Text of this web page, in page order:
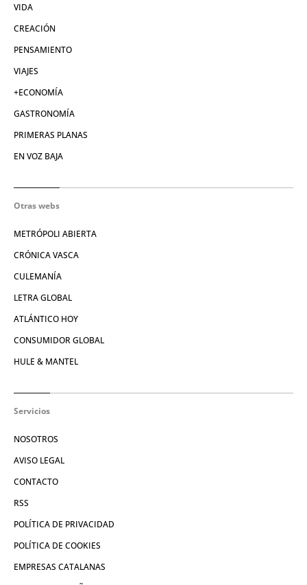
VIDA
CREACIÓN
PENSAMIENTO
VIAJES
+ECONOMÍA
GASTRONOMÍA
PRIMERAS PLANAS
EN VOZ BAJA
Otras webs
METRÓPOLI ABIERTA
CRÓNICA VASCA
CULEMANÍA
LETRA GLOBAL
ATLÁNTICO HOY
CONSUMIDOR GLOBAL
HULE & MANTEL
Servicios
NOSOTROS
AVISO LEGAL
CONTACTO
RSS
POLÍTICA DE PRIVACIDAD
POLÍTICA DE COOKIES
EMPRESAS CATALANAS